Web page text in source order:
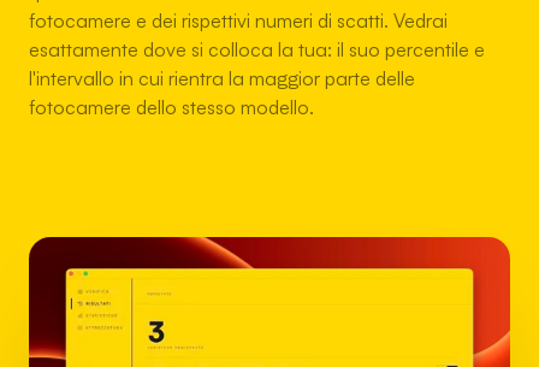
fotocamere e dei rispettivi numeri di scatti. Vedrai
esattamente dove si colloca la tua: il suo percentile e
l'intervallo in cui rientra la maggior parte delle
fotocamere dello stesso modello.